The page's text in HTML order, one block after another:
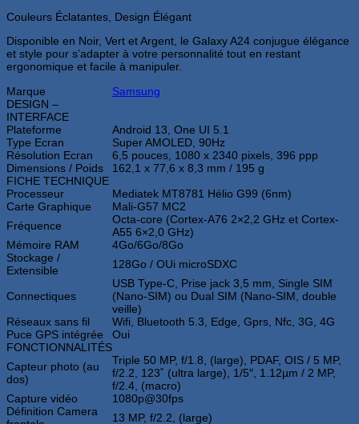
Couleurs Éclatantes, Design Élégant
Disponible en Noir, Vert et Argent, le Galaxy A24 conjugue élégance
et style pour s’adapter à votre personnalité tout en restant
ergonomique et facile à manipuler.
Marque
Samsung
DESIGN –
INTERFACE
Plateforme
Android 13, One UI 5.1
Type Ecran
Super AMOLED, 90Hz
Résolution Ecran
6,5 pouces, 1080 x 2340 pixels, 396 ppp
Dimensions / Poids
162,1 x 77,6 x 8,3 mm / 195 g
FICHE TECHNIQUE
Processeur
Mediatek MT8781 Hélio G99 (6nm)
Carte Graphique
Mali-G57 MC2
Fréquence
Octa-core (Cortex-A76 2×2,2 GHz et Cortex-
A55 6×2,0 GHz)
Mémoire RAM
4Go/6Go/8Go
Stockage /
Extensible
128Go / OUi microSDXC
Connectiques
USB Type-C, Prise jack 3,5 mm, Single SIM
(Nano-SIM) ou Dual SIM (Nano-SIM, double
veille)
Réseaux sans fil
Wifi, Bluetooth 5.3, Edge, Gprs, Nfc, 3G, 4G
Puce GPS intégrée
Oui
FONCTIONNALITÉS
Capteur photo (au
dos)
Triple 50 MP, f/1.8, (large), PDAF, OIS / 5 MP,
f/2.2, 123˚ (ultra large), 1/5″, 1.12µm / 2 MP,
f/2.4, (macro)
Capture vidéo
1080p@30fps
Définition Camera
13 MP, f/2.2, (large)